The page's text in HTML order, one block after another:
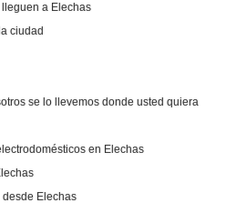
a Elechas
ciudad
se lo llevemos donde usted quiera
en Elechas
Elechas